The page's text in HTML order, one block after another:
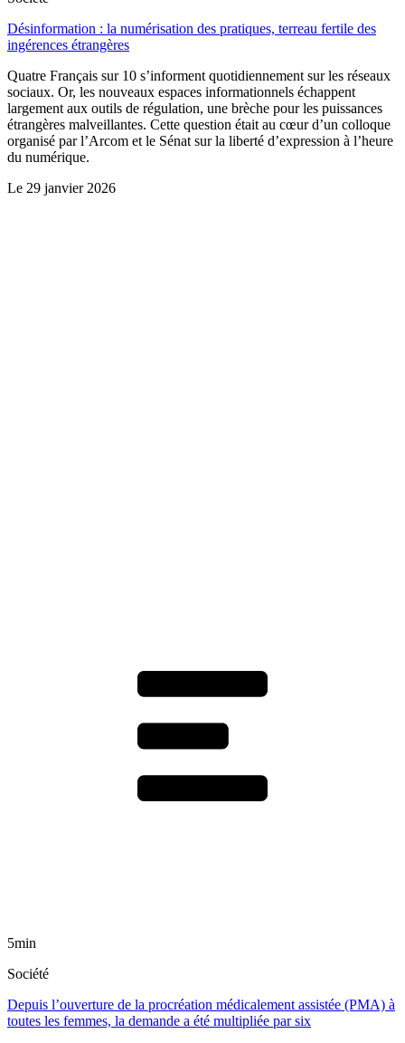
Désinformation : la numérisation des pratiques, terreau fertile des
ingérences étrangères
Quatre Français sur 10 s’informent quotidiennement sur les réseaux
sociaux. Or, les nouveaux espaces informationnels échappent
largement aux outils de régulation, une brèche pour les puissances
étrangères malveillantes. Cette question était au cœur d’un colloque
organisé par l’Arcom et le Sénat sur la liberté d’expression à l’heure
du numérique.
Le 29 janvier 2026
5min
Société
Depuis l’ouverture de la procréation médicalement assistée (PMA) à
toutes les femmes, la demande a été multipliée par six